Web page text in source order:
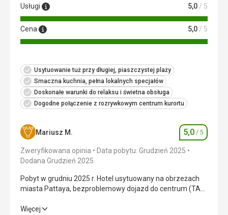
Usługi 5,0 / 5
Cena 5,0 / 5
Usytuowanie tuż przy długiej, piaszczystej plaży
Smaczna kuchnia, pełna lokalnych specjałów
Doskonałe warunki do relaksu i świetna obsługa
Dogodne połączenie z rozrywkowym centrum kurortu
Mariusz M. Ocena
5,0 / 5
Zweryfikowana opinia
Data pobytu: Grudzień 2025
Dodana Grudzień 2025
Pobyt w grudniu 2025 r. Hotel usytuowany na obrzeżach
miasta Pattaya, bezproblemowy dojazd do centrum (TAXI
tenisa, stoły do bilarda, piłkarzyki, bezpośredni dostęp do
Pobyt w grudniu 2025 r. Hotel usytuowany na obrzeżach
Więcej